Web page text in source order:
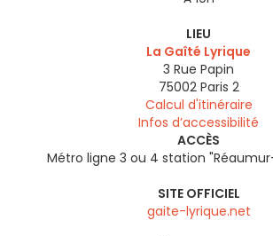
LIEU
La Gaîté Lyrique
3 Rue Papin
75002 Paris 2
Calcul d'itinéraire
Infos d’accessibilité
ACCÈS
Métro ligne 3 ou 4 station
SITE OFFICIEL
gaite-lyrique.net